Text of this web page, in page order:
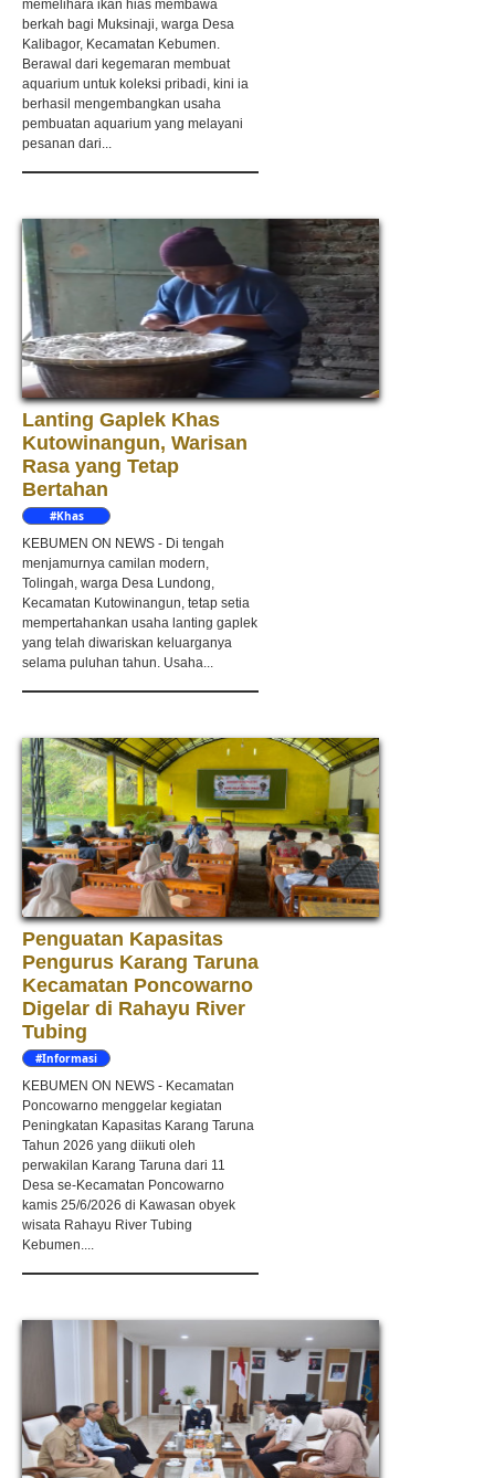
memelihara ikan hias membawa
berkah bagi Muksinaji, warga Desa
Kalibagor, Kecamatan Kebumen.
Berawal dari kegemaran membuat
aquarium untuk koleksi pribadi, kini ia
berhasil mengembangkan usaha
pembuatan aquarium yang melayani
pesanan dari...
Lanting Gaplek Khas
Kutowinangun, Warisan
Rasa yang Tetap
Bertahan
#Khas
KEBUMEN ON NEWS - Di tengah
menjamurnya camilan modern,
Tolingah, warga Desa Lundong,
Kecamatan Kutowinangun, tetap setia
mempertahankan usaha lanting gaplek
yang telah diwariskan keluarganya
selama puluhan tahun. Usaha...
Penguatan Kapasitas
Pengurus Karang Taruna
Kecamatan Poncowarno
Digelar di Rahayu River
Tubing
#Informasi
KEBUMEN ON NEWS - Kecamatan
Poncowarno menggelar kegiatan
Peningkatan Kapasitas Karang Taruna
Tahun 2026 yang diikuti oleh
perwakilan Karang Taruna dari 11
Desa se-Kecamatan Poncowarno
kamis 25/6/2026 di Kawasan obyek
wisata Rahayu River Tubing
Kebumen....